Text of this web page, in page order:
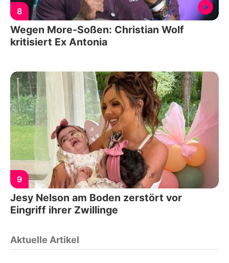
8
Wegen More-Soßen: Christian Wolf
kritisiert Ex Antonia
9
Jesy Nelson am Boden zerstört vor
Eingriff ihrer Zwillinge
Aktuelle Artikel